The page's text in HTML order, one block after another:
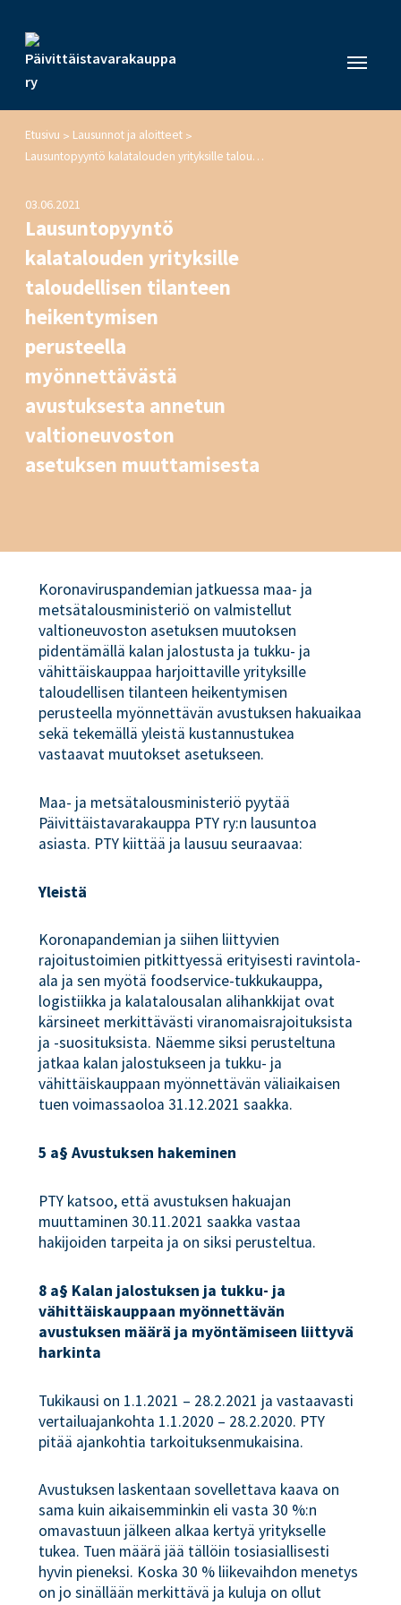
Etusivu > Lausunnot ja aloitteet >
Lausuntopyyntö kalatalouden yrityksille taloudellisen tilanteen heikentymisen perusteella myönnettävästä avustuksesta annetun valtioneuvoston asetuksen muuttamisesta
03.06.2021
Lausuntopyyntö
kalatalouden yrityksille
taloudellisen tilanteen
heikentymisen
perusteella
myönnettävästä
avustuksesta annetun
valtioneuvoston
asetuksen muuttamisesta
Koronaviruspandemian jatkuessa maa- ja
metsätalousministeriö on valmistellut
valtioneuvoston asetuksen muutoksen
pidentämällä kalan jalostusta ja tukku- ja
vähittäiskauppaa harjoittaville yrityksille
taloudellisen tilanteen heikentymisen
perusteella myönnettävän avustuksen hakuaikaa
sekä tekemällä yleistä kustannustukea
vastaavat muutokset asetukseen.
Maa- ja metsätalousministeriö pyytää
Päivittäistavarakauppa PTY ry:n lausuntoa
asiasta. PTY kiittää ja lausuu seuraavaa:
Yleistä
Koronapandemian ja siihen liittyvien
rajoitustoimien pitkittyessä erityisesti ravintola-
ala ja sen myötä foodservice-tukkukauppa,
logistiikka ja kalatalousalan alihankkijat ovat
kärsineet merkittävästi viranomaisrajoituksista
ja -suosituksista. Näemme siksi perusteltuna
jatkaa kalan jalostukseen ja tukku- ja
vähittäiskauppaan myönnettävän väliaikaisen
tuen voimassaoloa 31.12.2021 saakka.
5 a§ Avustuksen hakeminen
PTY katsoo, että avustuksen hakuajan
muuttaminen 30.11.2021 saakka vastaa
hakijoiden tarpeita ja on siksi perusteltua.
8 a§ Kalan jalostuksen ja tukku- ja
vähittäiskauppaan myönnettävän
avustuksen määrä ja myöntämiseen liittyvä
harkinta
Tukikausi on 1.1.2021 – 28.2.2021 ja vastaavasti
vertailuajankohta 1.1.2020 – 28.2.2020. PTY
pitää ajankohtia tarkoituksenmukaisina.
Avustuksen laskentaan sovellettava kaava on
sama kuin aikaisemminkin eli vasta 30 %:n
omavastuun jälkeen alkaa kertyä yritykselle
tukea. Tuen määrä jää tällöin tosiasiallisesti
hyvin pieneksi. Koska 30 % liikevaihdon menetys
on jo sinällään merkittävä ja kuluja on ollut